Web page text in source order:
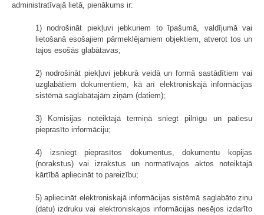
administratīvajā lietā, pienākums ir:
1) nodrošināt piekļuvi jebkuriem to īpašumā, valdījumā vai
lietošanā esošajiem pārmeklējamiem objektiem, atverot tos un
tajos esošās glabātavas;
2) nodrošināt piekļuvi jebkurā veidā un formā sastādītiem vai
uzglabātiem dokumentiem, kā arī elektroniskajā informācijas
sistēmā saglabātajām ziņām (datiem);
3) Komisijas noteiktajā termiņā sniegt pilnīgu un patiesu
pieprasīto informāciju;
4) izsniegt pieprasītos dokumentus, dokumentu kopijas
(norakstus) vai izrakstus un normatīvajos aktos noteiktajā
kārtībā apliecināt to pareizību;
5) apliecināt elektroniskajā informācijas sistēmā saglabāto ziņu
(datu) izdruku vai elektroniskajos informācijas nesējos izdarīto